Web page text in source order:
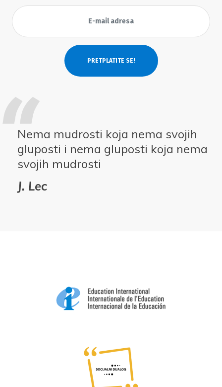
Nema mudrosti koja nema svojih
gluposti i nema gluposti koja nema
svojih mudrosti
J. Lec